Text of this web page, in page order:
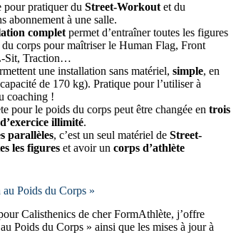
pratiquer du Street-Workoutet du
abonnement à une salle.
completpermet d’entraîner toutes les figures
corps pour maîtriser le Human Flag, Front
Sit, Traction…
une installation sans matériel, simple, en
de 170 kg). Pratique pour l’utiliser à
coaching !
pour le poids du corps peut être changée en trois
illimité.
parallèles, c’est un seul matériel de Street-
les figureset avoir un corps d’athlète
Poids du Corps »
Calisthenics de cher FormAthlète, j’offre
Poids du Corps » ainsi que les mises à jour à